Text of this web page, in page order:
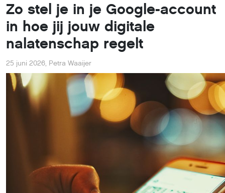
Zo stel je in je Google-account
in hoe jij jouw digitale
nalatenschap regelt
25 juni 2026, Petra Waaijer